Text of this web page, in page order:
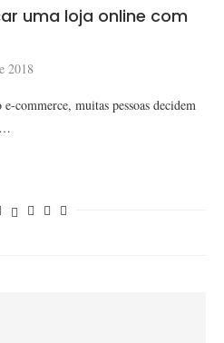
uma loja online com
2018
commerce, muitas pessoas decidem
…